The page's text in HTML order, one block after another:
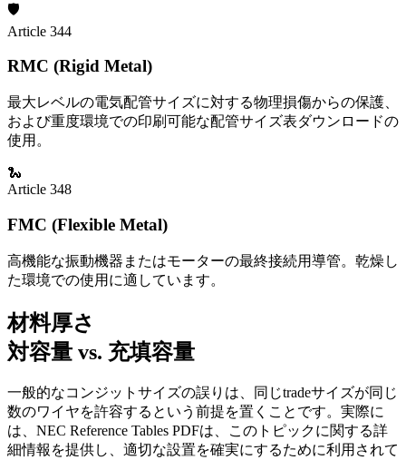
🛡️
Article 344
RMC (Rigid Metal)
最大レベルの電気配管サイズに対する物理損傷からの保護、
および重度環境での印刷可能な配管サイズ表ダウンロードの
使用。
🐍
Article 348
FMC (Flexible Metal)
高機能な振動機器またはモーターの最終接続用導管。乾燥し
た環境での使用に適しています。
材料厚さ
対容量 vs. 充填容量
一般的なコンジットサイズの誤りは、同じtradeサイズが同じ
数のワイヤを許容するという前提を置くことです。実際に
は、NEC Reference Tables PDFは、このトピックに関する詳
細情報を提供し、適切な設置を確実にするために利用されて